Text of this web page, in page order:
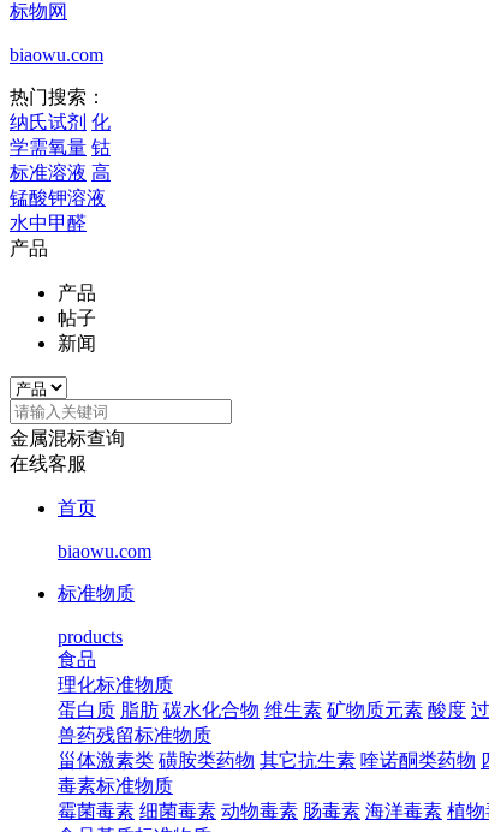
标物网
biaowu.com
热门搜索：
纳氏试剂 化
学需氧量 钴
标准溶液 高
锰酸钾溶液
水中甲醛
产品
产品
帖子
新闻
金属混标查询
在线客服
首页
biaowu.com
标准物质
products
食品
理化标准物质
蛋白质 脂肪 碳水化合物 维生素 矿物质元素 酸度
兽药残留标准物质
甾体激素类 磺胺类药物 其它抗生素 喹诺酮类药物
毒素标准物质
霉菌毒素 细菌毒素 动物毒素 肠毒素 海洋毒素 植